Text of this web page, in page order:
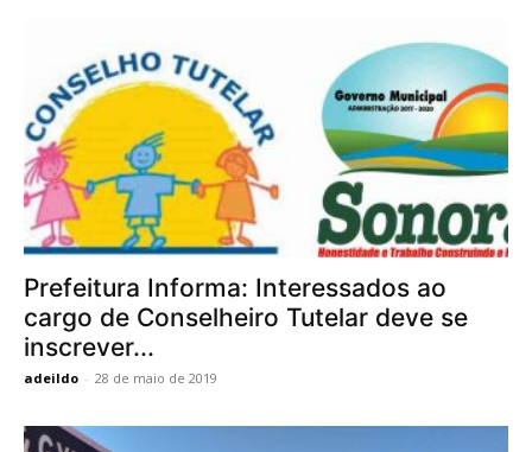
Prefeitura Informa: Interessados ao
cargo de Conselheiro Tutelar deve se
inscrever...
adeildo - 28 de maio de 2019